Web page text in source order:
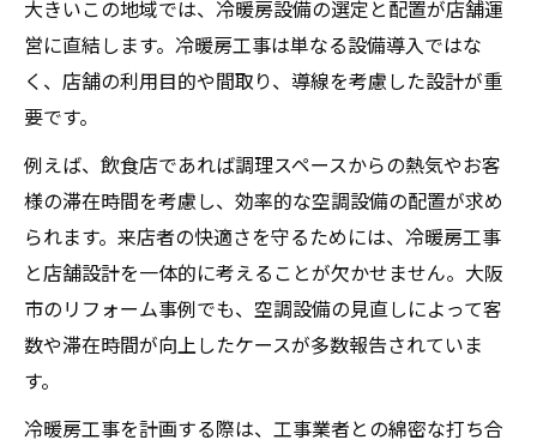
大きいこの地域では、冷暖房設備の選定と配置が店舗運
営に直結します。冷暖房工事は単なる設備導入ではな
く、店舗の利用目的や間取り、導線を考慮した設計が重
要です。
例えば、飲食店であれば調理スペースからの熱気やお客
様の滞在時間を考慮し、効率的な空調設備の配置が求め
られます。来店者の快適さを守るためには、冷暖房工事
と店舗設計を一体的に考えることが欠かせません。大阪
市のリフォーム事例でも、空調設備の見直しによって客
数や滞在時間が向上したケースが多数報告されていま
す。
冷暖房工事を計画する際は、工事業者との綿密な打ち合